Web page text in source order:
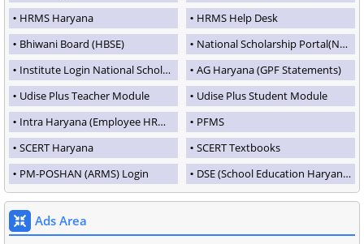
HRMS Haryana
HRMS Help Desk
Bhiwani Board (HBSE)
National Scholarship Portal(NSP)
Institute Login National Scholarship Portal
AG Haryana (GPF Statements)
Udise Plus Teacher Module
Udise Plus Student Module
Intra Haryana (Employee HRMS Portal)
PFMS
SCERT Haryana
SCERT Textbooks
PM-POSHAN (ARMS) Login
DSE (School Education Haryana)
Ads Area